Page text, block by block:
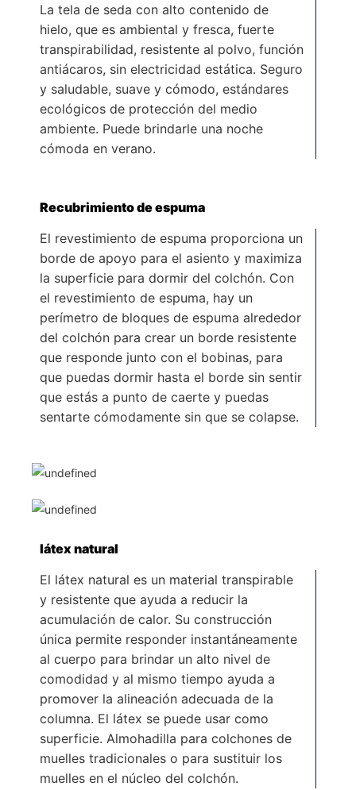
La tela de seda con alto contenido de
hielo, que es ambiental y fresca, fuerte
transpirabilidad, resistente al polvo, función
antiácaros, sin electricidad estática. Seguro
y saludable, suave y cómodo, estándares
ecológicos de protección del medio
ambiente. Puede brindarle una noche
cómoda en verano.
Recubrimiento de espuma
El revestimiento de espuma proporciona un
borde de apoyo para el asiento y maximiza
la superficie para dormir del colchón. Con
el revestimiento de espuma, hay un
perímetro de bloques de espuma alrededor
del colchón para crear un borde resistente
que responde junto con el bobinas, para
que puedas dormir hasta el borde sin sentir
que estás a punto de caerte y puedas
sentarte cómodamente sin que se colapse.
látex natural
El látex natural es un material transpirable
y resistente que ayuda a reducir la
acumulación de calor. Su construcción
única permite responder instantáneamente
al cuerpo para brindar un alto nivel de
comodidad y al mismo tiempo ayuda a
promover la alineación adecuada de la
columna. El látex se puede usar como
superficie. Almohadilla para colchones de
muelles tradicionales o para sustituir los
muelles en el núcleo del colchón.